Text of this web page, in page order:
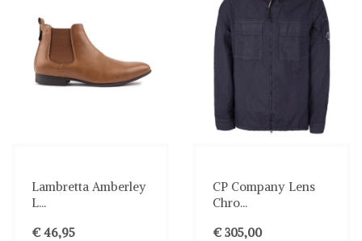
Lambretta Amberley
L...
€ 46,95
CP Company Lens
Chro...
€ 305,00